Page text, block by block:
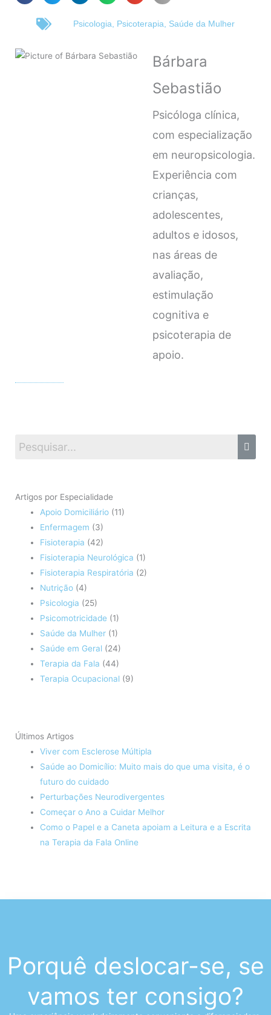
Psicologia Psicoterapia Saúde da Mulher
Bárbara
Sebastião
Psicóloga clínica,
com especialização
em neuropsicologia.
Experiência com
crianças,
adolescentes,
adultos e idosos,
nas áreas de
avaliação,
estimulação
cognitiva e
psicoterapia de
apoio.
Artigos por Especialidade
Apoio Domiciliário (11)
Enfermagem (3)
Fisioterapia (42)
Fisioterapia Neurológica (1)
Fisioterapia Respiratória (2)
Nutrição (4)
Psicologia (25)
Psicomotricidade (1)
Saúde da Mulher (1)
Saúde em Geral (24)
Terapia da Fala (44)
Terapia Ocupacional (9)
Últimos Artigos
Viver com Esclerose Múltipla
Saúde ao Domicílio: Muito mais do que uma visita, é o
futuro do cuidado
Perturbações Neurodivergentes
Começar o Ano a Cuidar Melhor
Como o Papel e a Caneta apoiam a Leitura e a Escrita
na Terapia da Fala Online
Porquê deslocar-se, se
vamos ter consigo?